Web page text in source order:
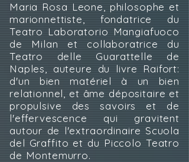
Maria Rosa Leone, philosophe et
marionnettiste, fondatrice du
Teatro Laboratorio Mangiafuoco
de Milan et collaboratrice du
Teatro delle Guarattelle de
Naples, auteure du livre Raifort:
d'un bien matériel à un bien
relationnel, et âme dépositaire et
propulsive des savoirs et de
l'effervescence qui gravitent
autour de l'extraordinaire Scuola
del Graffito et du Piccolo Teatro
de Montemurro.